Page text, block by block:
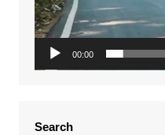
00:00
Search